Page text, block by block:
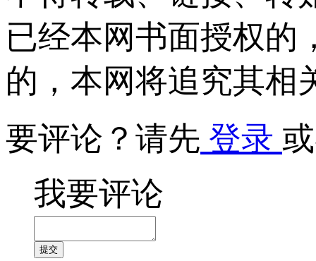
已经本网书面授权的
的，本网将追究其相
要评论？请先 登录
我要评论